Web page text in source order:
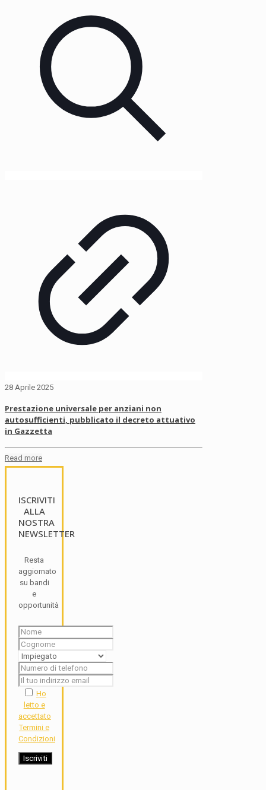
28 Aprile 2025
Prestazione universale per anziani non
autosufficienti, pubblicato il decreto attuativo
in Gazzetta
Read more
ISCRIVITI
ALLA
NOSTRA
NEWSLETTER
Resta
aggiornato
su bandi
e
opportunità
Ho
letto e
accettato
Termini e
Condizioni